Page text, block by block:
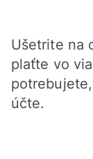
Ušetrite na
plaťte vo
účte.